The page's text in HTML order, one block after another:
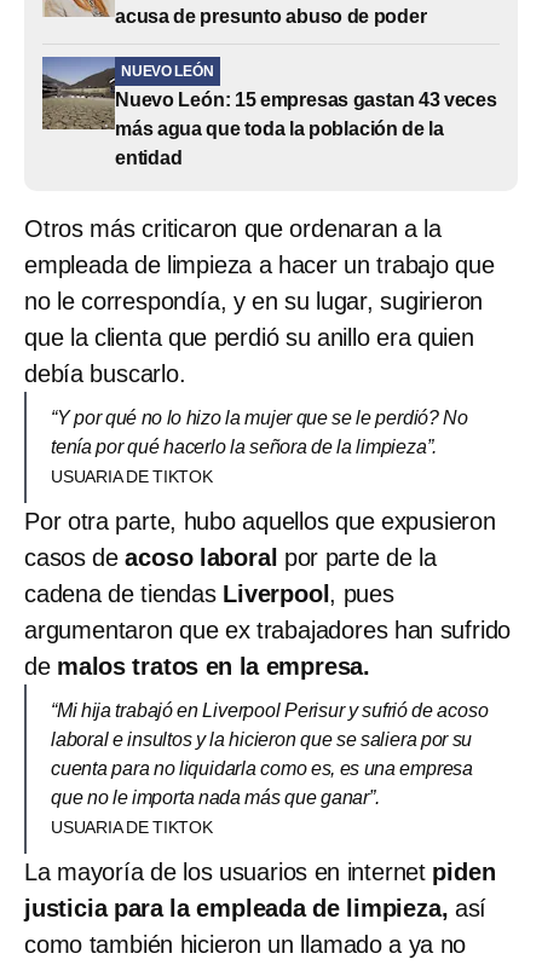
acusa de presunto abuso de poder
NUEVO LEÓN
Nuevo León: 15 empresas gastan 43 veces
más agua que toda la población de la
entidad
Otros más criticaron que ordenaran a la
empleada de limpieza a hacer un trabajo que
no le correspondía, y en su lugar, sugirieron
que la clienta que perdió su anillo era quien
debía buscarlo.
“Y por qué no lo hizo la mujer que se le perdió? No
tenía por qué hacerlo la señora de la limpieza”.
USUARIA DE TIKTOK
Por otra parte, hubo aquellos que expusieron
casos de acoso laboral por parte de la
cadena de tiendas Liverpool , pues
argumentaron que ex trabajadores han sufrido
de malos tratos en la empresa.
“Mi hija trabajó en Liverpool Perisur y sufrió de acoso
laboral e insultos y la hicieron que se saliera por su
cuenta para no liquidarla como es, es una empresa
que no le importa nada más que ganar”.
USUARIA DE TIKTOK
La mayoría de los usuarios en internet piden
justicia para la empleada de limpieza, así
como también hicieron un llamado a ya no